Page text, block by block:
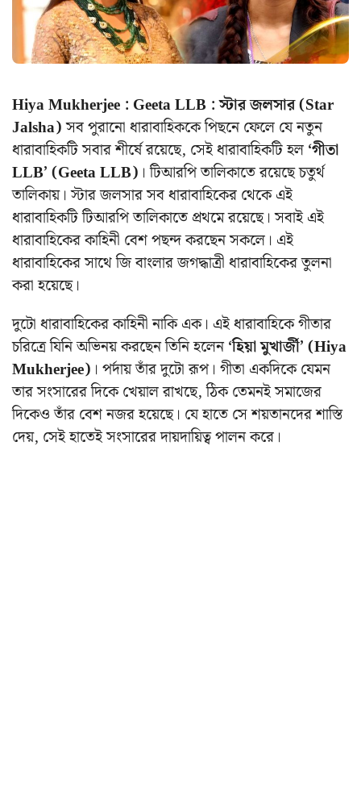
Hiya Mukherjee : Geeta LLB : স্টার জলসার (Star
Jalsha)সব পুরানো ধারাবাহিককে পিছনে ফেলে যে নতুন
ধারাবাহিকটি সবার শীর্ষে রয়েছে, সেই ধারাবাহিকটি হল‘গীতা
LLB’ (Geeta LLB) । টিআরপি তালিকাতে রয়েছে চতুর্থ
তালিকায়। স্টার জলসার সব ধারাবাহিকের থেকে এই
ধারাবাহিকটি টিআরপি তালিকাতে প্রথমে রয়েছে। সবাই এই
ধারাবাহিকের কাহিনী বেশ পছন্দ করছেন সকলে। এই
ধারাবাহিকের সাথে জি বাংলার জগদ্ধাত্রী ধারাবাহিকের তুলনা
করা হয়েছে।
দুটো ধারাবাহিকের কাহিনী নাকি এক। এই ধারাবাহিকে গীতার
চরিত্রে যিনি অভিনয় করছেন তিনি হলেন‘হিয়া মুখার্জী’ (Hiya
Mukherjee) । পর্দায় তাঁর দুটো রূপ। গীতা একদিকে যেমন
তার সংসারের দিকে খেয়াল রাখছে, ঠিক তেমনই সমাজের
দিকেও তাঁর বেশ নজর হয়েছে। যে হাতে সে শয়তানদের শাস্তি
দেয়, সেই হাতেই সংসারের দায়দায়িত্ব পালন করে।